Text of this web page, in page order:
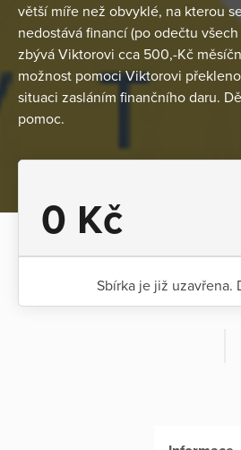
větší míře než obvyklé, na kterou
nedostává financí (po odečtu
zbývá Viktorovi cca 500,-Kč
možnost pomoci Viktorovi
situaci zasláním finančního daru.
pomoc.
0 Kč
Sbírka je již uzavřena.